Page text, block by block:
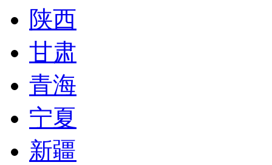
陕西
甘肃
青海
宁夏
新疆